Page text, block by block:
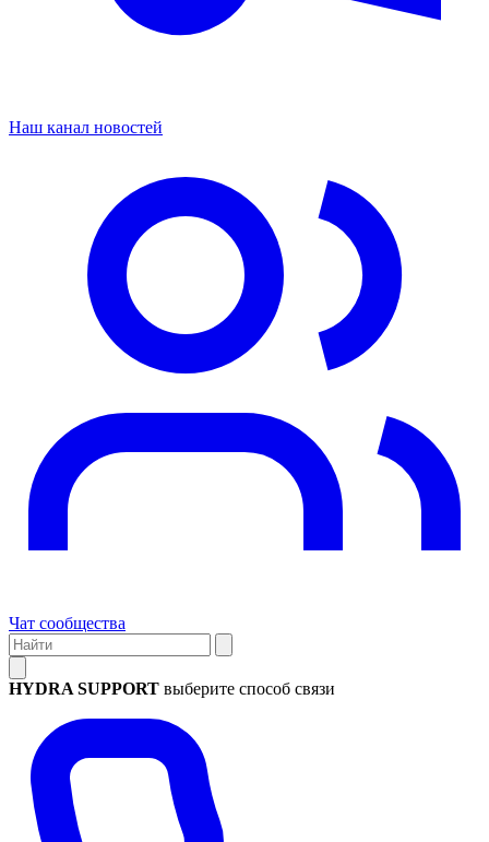
Наш канал новостей
Чат сообщества
HYDRA SUPPORT выберите способ связи